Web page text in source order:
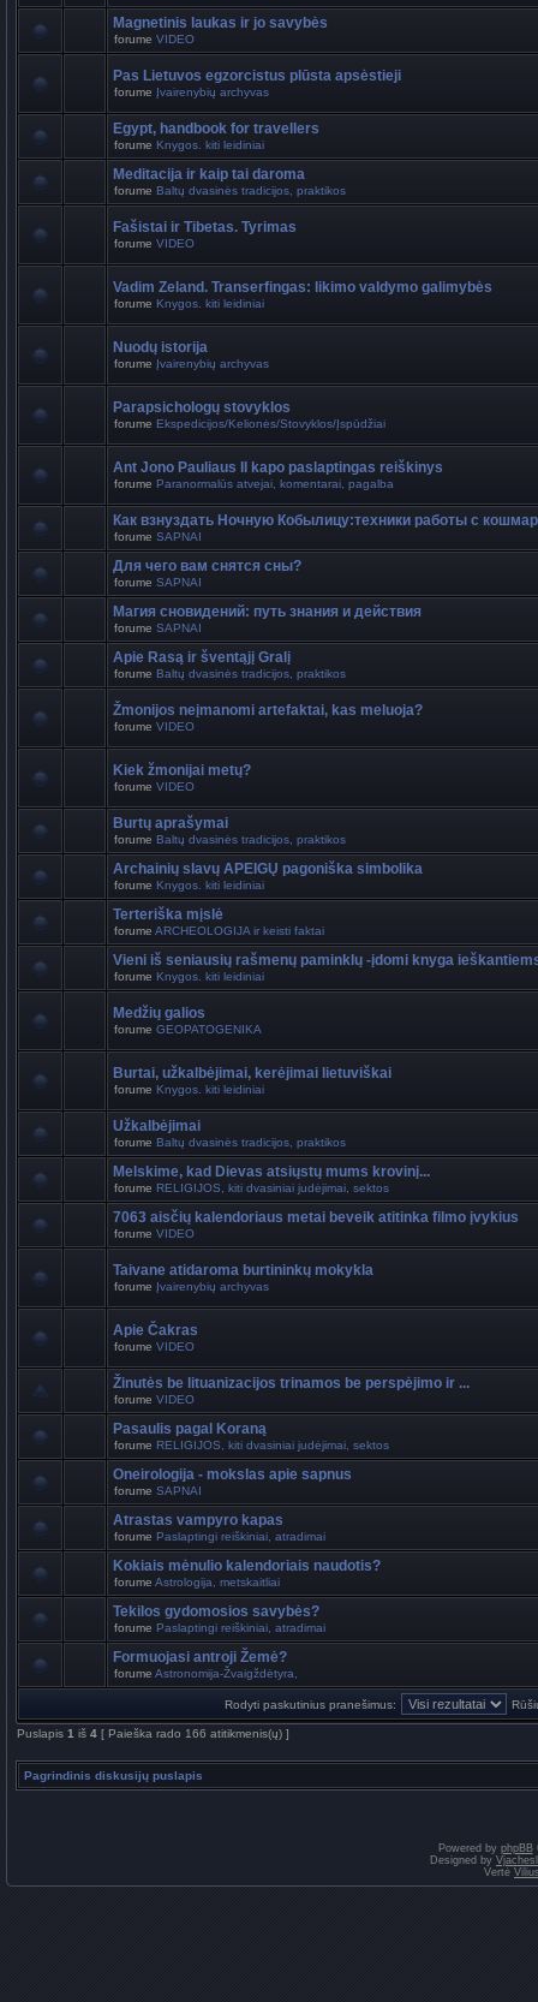
Magnetinis laukas ir jo savybės
forume VIDEO
Pas Lietuvos egzorcistus plūsta apsėstieji
forume Įvairenybių archyvas
Egypt, handbook for travellers
forume Knygos. kiti leidiniai
Meditacija ir kaip tai daroma
forume Baltų dvasinės tradicijos, praktikos
Fašistai ir Tibetas. Tyrimas
forume VIDEO
Vadim Zeland. Transerfingas: likimo valdymo galimybės
forume Knygos. kiti leidiniai
Nuodų istorija
forume Įvairenybių archyvas
Parapsichologų stovyklos
forume Ekspedicijos/Kelionės/Stovyklos/Įspūdžiai
Ant Jono Pauliaus II kapo paslaptingas reiškinys
forume Paranormalūs atvejai, komentarai, pagalba
Как взнуздать Ночную Кобылицу:техники работы с
forume SAPNAI
Для чего вам снятся сны?
forume SAPNAI
Магия сновидений: путь знания и действия
forume SAPNAI
Apie Rasą ir šventąjį Gralį
forume Baltų dvasinės tradicijos, praktikos
Žmonijos neįmanomi artefaktai, kas meluoja?
forume VIDEO
Kiek žmonijai metų?
forume VIDEO
Burtų aprašymai
forume Baltų dvasinės tradicijos, praktikos
Archainių slavų APEIGŲ pagoniška simbolika
forume Knygos. kiti leidiniai
Terteriška mįslė
forume ARCHEOLOGIJA ir keisti faktai
Vieni iš seniausių rašmenų paminklų -įdomi knyga
forume Knygos. kiti leidiniai
Medžių galios
forume GEOPATOGENIKA
Burtai, užkalbėjimai, kerėjimai lietuviškai
forume Knygos. kiti leidiniai
Užkalbėjimai
forume Baltų dvasinės tradicijos, praktikos
Melskime, kad Dievas atsiųstų mums krovinį...
forume RELIGIJOS, kiti dvasiniai judėjimai, sektos
7063 aisčių kalendoriaus metai beveik atitinka filmo įvykius
forume VIDEO
Taivane atidaroma burtininkų mokykla
forume Įvairenybių archyvas
Apie Čakras
forume VIDEO
Žinutės be lituanizacijos trinamos be perspėjimo ir ...
forume VIDEO
Pasaulis pagal Koraną
forume RELIGIJOS, kiti dvasiniai judėjimai, sektos
Oneirologija - mokslas apie sapnus
forume SAPNAI
Atrastas vampyro kapas
forume Paslaptingi reiškiniai, atradimai
Kokiais mėnulio kalendoriais naudotis?
forume Astrologija, metskaitliai
Tekilos gydomosios savybės?
forume Paslaptingi reiškiniai, atradimai
Formuojasi antroji Žemė?
forume Astronomija-Žvaigždėtyra,
Rodyti paskutinius pranešimus:
Puslapis 1 iš 4 [ Paieška rado 166 atitikmenis(ų) ]
Pagrindinis diskusijų puslapis
Powered by phpBB
Designed by
Vertė